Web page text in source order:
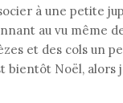
à une petite
au vu même
et des cols un
bientôt Noël, alors